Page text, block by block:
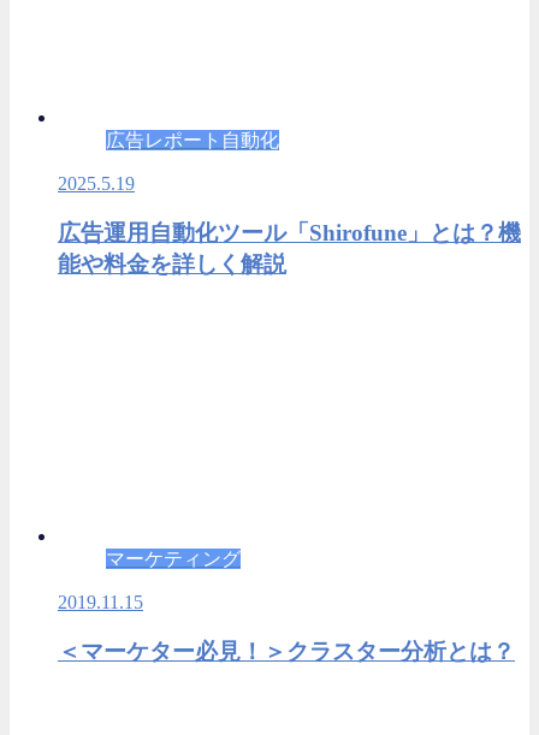
広告レポート自動化
2025.5.19
広告運用自動化ツール「Shirofune」とは？機
能や料金を詳しく解説
マーケティング
2019.11.15
＜マーケター必見！＞クラスター分析とは？